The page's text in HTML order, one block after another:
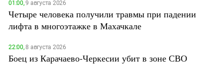
01:00,9 августа 2026
Четыре человека получили травмы при падении
лифта в многоэтажке в Махачкале
22:00,8 августа 2026
Боец из Карачаево-Черкесии убит в зоне СВО